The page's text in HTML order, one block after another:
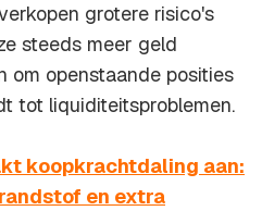
grotere risico's
steeds meer geld
om openstaande posities
tot liquiditeitsproblemen.
koopkrachtdaling aan:
en extra